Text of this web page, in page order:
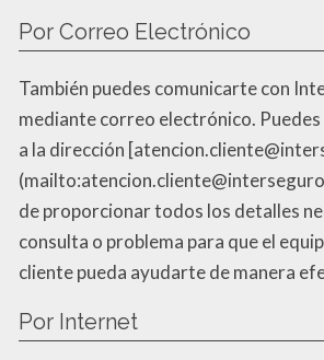
Por Correo Electrónico
También puedes comunicarte con
mediante correo electrónico. Puedes
a la dirección
de proporcionar todos los detalles
consulta o problema para que el
cliente pueda ayudarte de manera
Por Internet